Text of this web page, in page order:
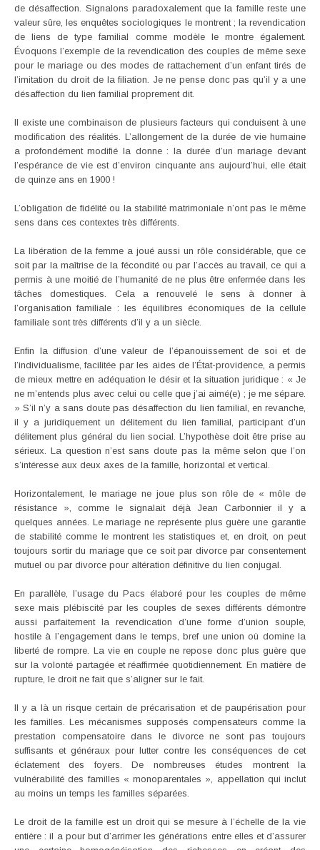
de désaffection. Signalons paradoxalement que la famille reste une
valeur sûre, les enquêtes sociologiques le montrent ; la revendication
de liens de type familial comme modèle le montre également.
Évoquons l’exemple de la revendication des couples de même sexe
pour le mariage ou des modes de rattachement d’un enfant tirés de
l’imitation du droit de la filiation. Je ne pense donc pas qu’il y a une
désaffection du lien familial proprement dit.
Il existe une combinaison de plusieurs facteurs qui conduisent à une
modification des réalités. L’allongement de la durée de vie humaine
a profondément modifié la donne : la durée d’un mariage devant
l’espérance de vie est d’environ cinquante ans aujourd’hui, elle était
de quinze ans en 1900 !
L’obligation de fidélité ou la stabilité matrimoniale n’ont pas le même
sens dans ces contextes très différents.
La libération de la femme a joué aussi un rôle considérable, que ce
soit par la maîtrise de la fécondité ou par l’accès au travail, ce qui a
permis à une moitié de l’humanité de ne plus être enfermée dans les
tâches domestiques. Cela a renouvelé le sens à donner à
l’organisation familiale : les équilibres économiques de la cellule
familiale sont très différents d’il y a un siècle.
Enfin la diffusion d’une valeur de l’épanouissement de soi et de
l’individualisme, facilitée par les aides de l’État-providence, a permis
de mieux mettre en adéquation le désir et la situation juridique : « Je
ne m’entends plus avec celui ou celle que j’ai aimé(e) ; je me sépare.
» S’il n’y a sans doute pas désaffection du lien familial, en revanche,
il y a juridiquement un délitement du lien familial, participant d’un
délitement plus général du lien social. L’hypothèse doit être prise au
sérieux. La question n’est sans doute pas la même selon que l’on
s’intéresse aux deux axes de la famille, horizontal et vertical.
Horizontalement, le mariage ne joue plus son rôle de « môle de
résistance », comme le signalait déjà Jean Carbonnier il y a
quelques années. Le mariage ne représente plus guère une garantie
de stabilité comme le montrent les statistiques et, en droit, on peut
toujours sortir du mariage que ce soit par divorce par consentement
mutuel ou par divorce pour altération définitive du lien conjugal.
En parallèle, l’usage du Pacs élaboré pour les couples de même
sexe mais plébiscité par les couples de sexes différents démontre
aussi parfaitement la revendication d’une forme d’union souple,
hostile à l’engagement dans le temps, bref une union où domine la
liberté de rompre. La vie en couple ne repose donc plus guère que
sur la volonté partagée et réaffirmée quotidiennement. En matière de
rupture, le droit ne fait que s’aligner sur le fait.
Il y a là un risque certain de précarisation et de paupérisation pour
les familles. Les mécanismes supposés compensateurs comme la
prestation compensatoire dans le divorce ne sont pas toujours
suffisants et généraux pour lutter contre les conséquences de cet
éclatement des foyers. De nombreuses études montrent la
vulnérabilité des familles « monoparentales », appellation qui inclut
au moins un temps les familles séparées.
Le droit de la famille est un droit qui se mesure à l’échelle de la vie
entière : il a pour but d’arrimer les générations entre elles et d’assurer